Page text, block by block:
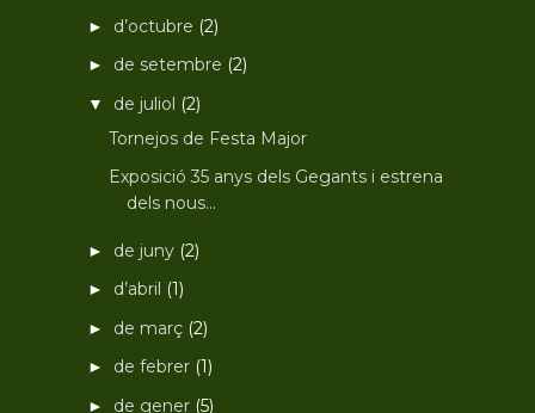
► d’octubre (2)
► de setembre (2)
▼ de juliol (2)
Tornejos de Festa Major
Exposició 35 anys dels Gegants i estrena
dels nous...
► de juny (2)
► d’abril (1)
► de març (2)
► de febrer (1)
► de gener (5)